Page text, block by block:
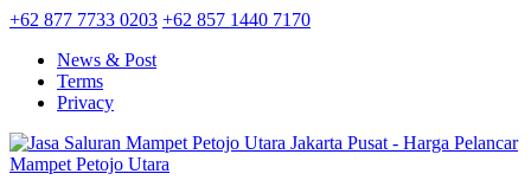
+62 877 7733 0203 +62 857 1440 7170
News & Post
Terms
Privacy